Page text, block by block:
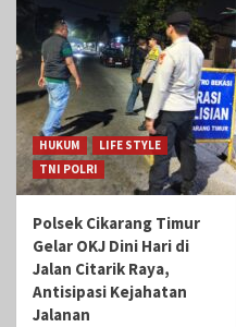
HUKUM
LIFE STYLE
TNI POLRI
Polsek Cikarang Timur
Gelar OKJ Dini Hari di
Jalan Citarik Raya,
Antisipasi Kejahatan
Jalanan